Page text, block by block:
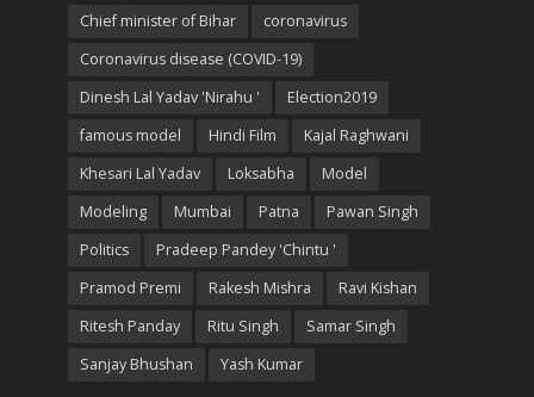
Chief minister of Bihar
coronavirus
Coronavirus disease (COVID-19)
Dinesh Lal Yadav 'Nirahu '
Election2019
famous model
Hindi Film
Kajal Raghwani
Khesari Lal Yadav
Loksabha
Model
Modeling
Mumbai Patna
Pawan Singh
Politics
Pradeep Pandey 'Chintu '
Pramod Premi
Rakesh Mishra
Ravi Kishan
Ritesh Panday
Ritu Singh
Samar Singh
Sanjay Bhushan
Yash Kumar